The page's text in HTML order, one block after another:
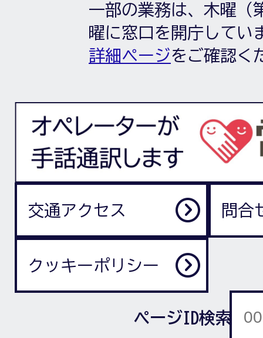
一部の業務は、木曜（
曜に窓口を開庁してい
詳細ページをご確認く
交通アクセス 問合
クッキーポリシー
ページID検索